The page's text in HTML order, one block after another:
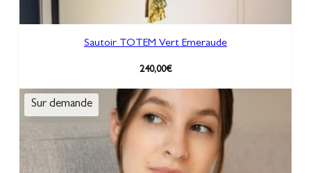
Sautoir TOTEM Vert Emeraude
240,00€